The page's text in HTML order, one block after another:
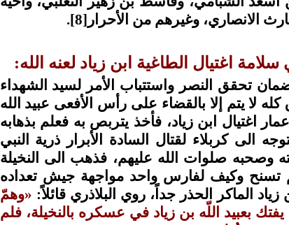
الانصاري، وغيرهم من الأحرار [8]
.
اغتيال الطاغية ابن زياد لعنه الله:
تحقق النصر واستتباب الأمر لسيد الشهداء
لا يتم إلا بالقضاء على رأس الأفعى عبيد الله
اغتيال ابن زياد، فأخذ يتربص به فعلم بذهابه
الى كربلاء لقتال السادة الأبرار ذرية النبي
وصحبه صلوات الله عليهم، فذهب الى النخيلة
تسنح وكيف لفارس واحد مواجهة جيش تعداده
الماكر الحذر جداً، روي البلاذري قائلاً: «وهمّ
بعبيد اللّه بن زياد في عسكره بالنخيلة، فلم